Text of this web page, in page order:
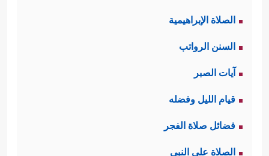
الصلاة الإبراهيمية
السنن الرواتب
آيات الصبر
قيام الليل وفضله
فضائل صلاة الفجر
الصلاة على النبي